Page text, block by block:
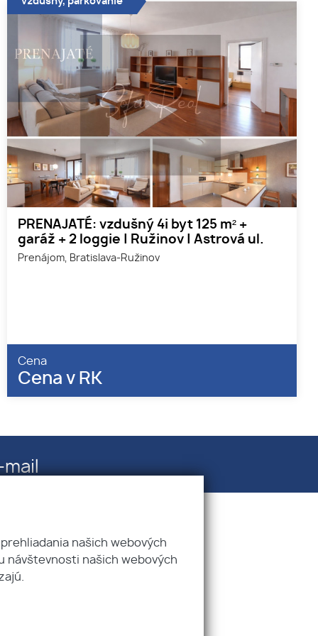
PRENAJATÉ: vzdušný 4i byt 125 m² +
garáž + 2 loggie | Ružinov | Astrová ul.
Prenájom, Bratislava-Ružinov
Cena
Cena v RK
mail
našich webových
návštevnosti našich webových